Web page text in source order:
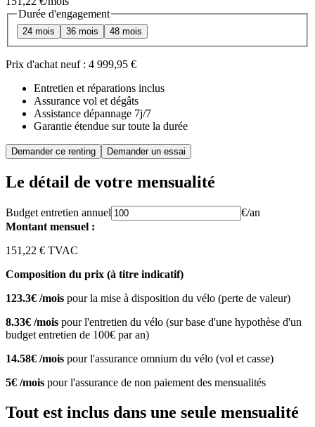
Durée d'engagement
24 mois 36 mois 48 mois
Prix d'achat neuf : 4 999,95 €
Entretien et réparations inclus
Assurance vol et dégâts
Assistance dépannage 7j/7
Garantie étendue sur toute la durée
Demander ce renting Demander un essai
Le détail de votre mensualité
Budget entretien annuel
€/an
Montant mensuel :
151,22 € TVAC
Composition du prix (à titre indicatif)
123.3€ /mois pour la mise à disposition du vélo (perte de valeur)
8.33€ /mois pour l'entretien du vélo (sur base d'une hypothèse d'un
budget entretien de 100€ par an)
14.58€ /mois pour l'assurance omnium du vélo (vol et casse)
5€ /mois pour l'assurance de non paiement des mensualités
Tout est inclus dans une seule mensualité